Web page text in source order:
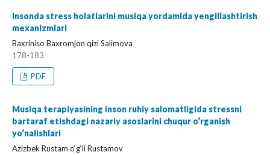
Insonda stress holatlarini musiqa yordamida yengillashtirish
mexanizmlari
Baxriniso Baxromjon qizi Salimova
178-183
PDF
Musiqa terapiyasining inson ruhiy salomatligida stressni
bartaraf etishdagi nazariy asoslarini chuqur o‘rganish
yo‘nalishlari
Azizbek Rustam o‘g‘li Rustamov